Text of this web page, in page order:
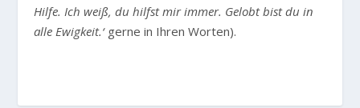
Hilfe. Ich weiß, du hilfst mir immer. Gelobt bist du in
alle Ewigkeit.‘gerne in Ihren Worten).